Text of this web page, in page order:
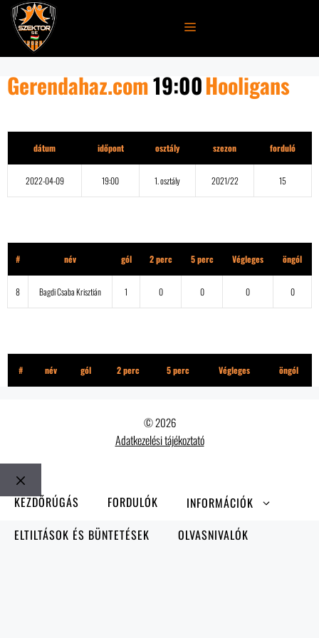
Kilépés
tartalomba
MENÜ
Gerendahaz.com19:00Hooligans
dátum időpont osztály szezon forduló
2022-04-09 19:00 1. osztály 2021/22 15
# név gól 2 perc 5 perc Végleges öngól
8 Bagdi Csaba Krisztián 1 0 0 0 0
# név gól 2 perc 5 perc Végleges öngól
© 2026
Adatkezelési tájékoztató
Bezár
KEZDŐRÚGÁS FORDULÓK
INFORMÁCIÓK
ELTILTÁSOK ÉS BÜNTETÉSEK
OLVASNIVALÓK